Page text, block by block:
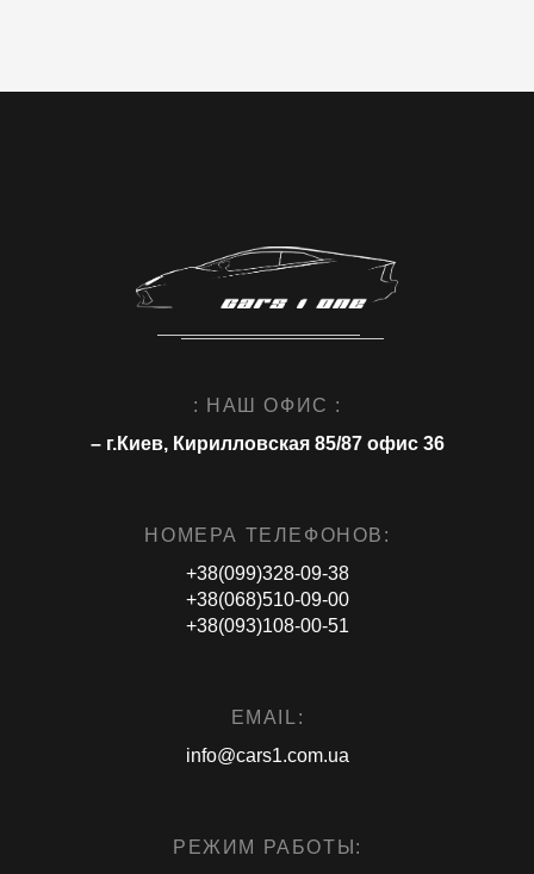
: НАШ ОФИС :
– г.Киев, Кирилловская 85/87 офис 36
НОМЕРА ТЕЛЕФОНОВ:
+38(099)328-09-38
+38(068)510-09-00
+38(093)108-00-51
EMAIL:
info@cars1.com.ua
РЕЖИМ РАБОТЫ: